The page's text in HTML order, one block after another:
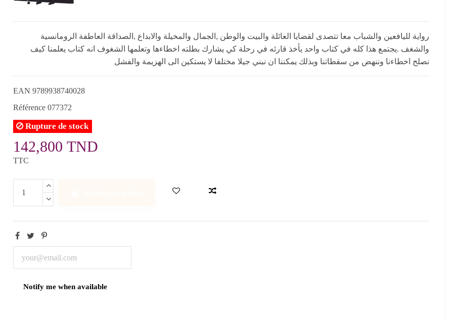
رواية لليافعين والشباب معا تتصدى لقضايا العائلة والبيت والوطن ,الجمال والمخيلة والابداع ,الصداقة العاطفة الرومانسية
والشغف .يجتمع هذا كله في كتاب واحد يأخذ قارئه في رحلة كي يشارك بطلته اخطاءها وتعلمها الشغوف انه كتاب يعلمنا كيف
نصلح اخطاءنا وننهض من سقطاتنا وبذلك يمكننا ان نبني جيلا مختلفا لا يستكين الى الهزيمة والفشل
EAN 9789938740028
Référence 077372
Rupture de stock
142,800 TND
TTC